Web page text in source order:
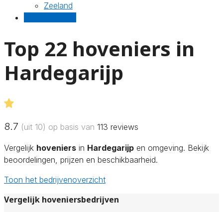
Zeeland
Top 22 hoveniers in
Hardegarijp
8.7 (uit 10) op basis van 113 reviews
Vergelijk hoveniers in Hardegarijp en omgeving. Bekijk
beoordelingen, prijzen en beschikbaarheid.
Toon het bedrijvenoverzicht
Vergelijk hoveniersbedrijven